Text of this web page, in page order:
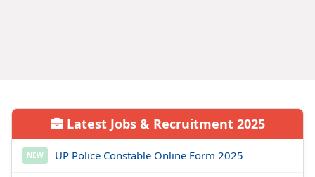
Latest Jobs & Recruitment 2025
NEW UP Police Constable Online Form 2025